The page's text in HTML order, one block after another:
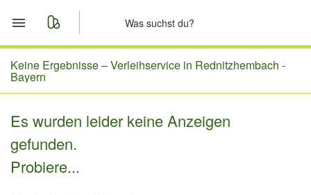
Start
Merkliste
Nachrichten
Anzeige aufgeben
Keine Ergebnisse –Verleihservice in Rednitzhembach -
Bayern
Es wurden leider keine Anzeigen
gefunden.
Probiere...